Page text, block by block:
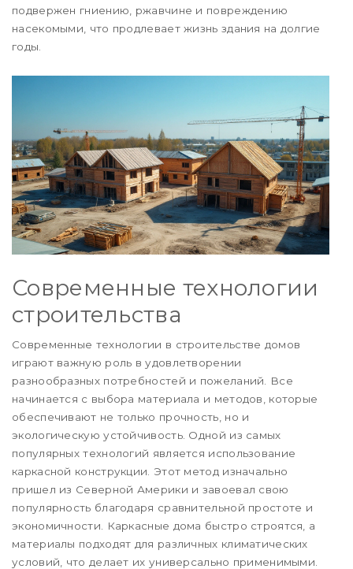
подвержен гниению, ржавчине и повреждению
насекомыми, что продлевает жизнь здания на долгие
годы.
Современные технологии
строительства
Современные технологии в строительстве домов
играют важную роль в удовлетворении
разнообразных потребностей и пожеланий. Все
начинается с выбора материала и методов, которые
обеспечивают не только прочность, но и
экологическую устойчивость. Одной из самых
популярных технологий является использование
каркасной конструкции. Этот метод изначально
пришел из Северной Америки и завоевал свою
популярность благодаря сравнительной простоте и
экономичности. Каркасные дома быстро строятся, а
материалы подходят для различных климатических
условий, что делает их универсально применимыми.